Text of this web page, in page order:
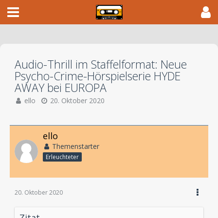
Audio-Thrill im Staffelformat: Neue
Psycho-Crime-Hörspielserie HYDE
AWAY bei EUROPA
ello 20. Oktober 2020
ello
Themenstarter
Erleuchteter
20. Oktober 2020